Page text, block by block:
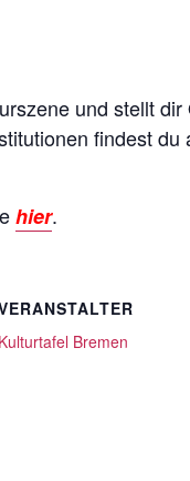
und stellt
findest du
hier.
Kulturtafel Bremen